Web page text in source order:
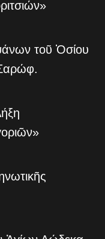
τοῦ Ὁσίου